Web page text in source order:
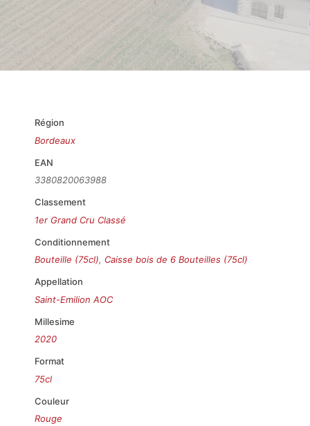
Région
Bordeaux
EAN
3380820063988
Classement
1er Grand Cru Classé
Conditionnement
Bouteille (75cl), Caisse bois de 6 Bouteilles (75cl)
Appellation
Saint-Emilion AOC
Millesime
2020
Format
75cl
Couleur
Rouge